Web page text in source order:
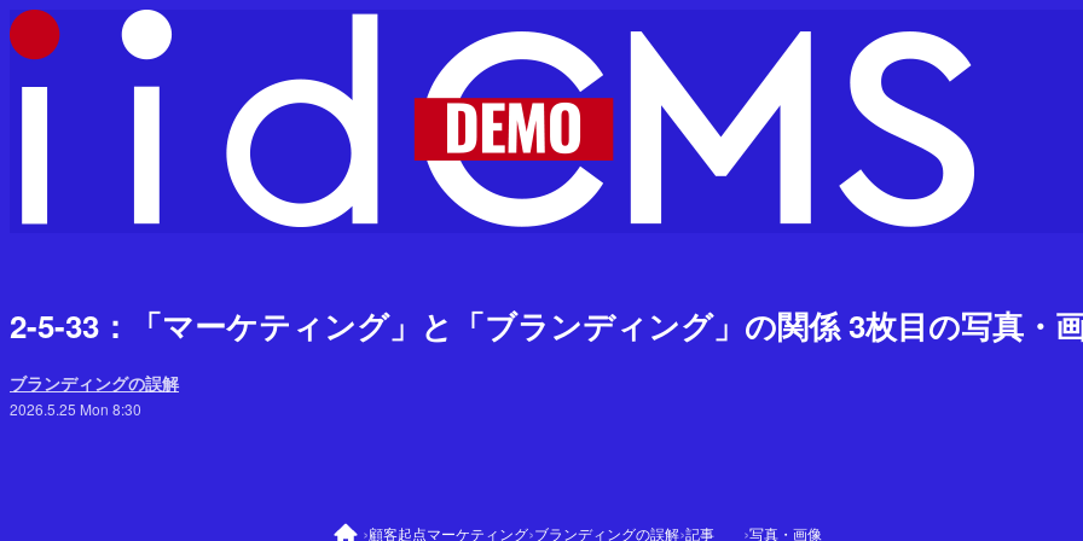
2-5-33：「マーケティング」と「ブランディング」の関係 3枚目の写真・
ブランディングの誤解
2026.5.25 Mon 8:30
›顧客起点マーケティング›ブランディングの誤解›記事 ›写真・画像